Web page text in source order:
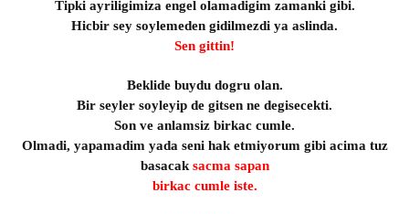
Tipki ayriligimiza engel olamadigim zamanki gibi.
Hicbir sey soylemeden gidilmezdi ya aslinda.
Sen gittin!
Beklide buydu dogru olan.
Bir seyler soyleyip de gitsen ne degisecekti.
Son ve anlamsiz birkac cumle.
Olmadi, yapamadim yada seni hak etmiyorum gibi acima tuz
basacak sacma sapan
birkac cumle iste.